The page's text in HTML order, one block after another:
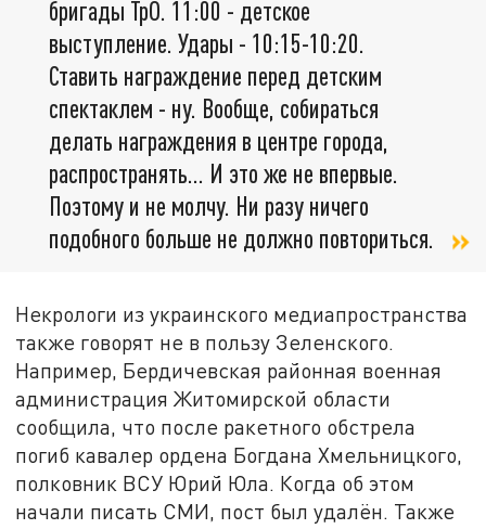
бригады ТрО. 11:00 - детское
выступление. Удары - 10:15-10:20.
Ставить награждение перед детским
спектаклем - ну. Вообще, собираться
делать награждения в центре города,
распространять... И это же не впервые.
Поэтому и не молчу. Ни разу ничего
подобного больше не должно повториться.
Некрологи из украинского медиапространства
также говорят не в пользу Зеленского.
Например, Бердичевская районная военная
администрация Житомирской области
сообщила, что после ракетного обстрела
погиб кавалер ордена Богдана Хмельницкого,
полковник ВСУ Юрий Юла. Когда об этом
начали писать СМИ, пост был удалён. Также